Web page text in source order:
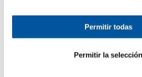
Permitir todas
Permitir la selección
personales incluidos en los
específica se publicará en las páginas
prestación del servicio correspondiente.